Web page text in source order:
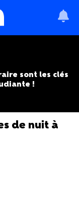
sont les clés
!
de nuit à